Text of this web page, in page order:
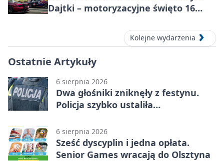
Dajtki – motoryzacyjne święto 16
Kolejne wydarzenia
Ostatnie Artykuły
6 sierpnia 2026
Dwa głośniki zniknęły z festynu.
Policja szybko ustaliła
6 sierpnia 2026
Sześć dyscyplin i jedna opłata.
Senior Games wracają do Olsztyna